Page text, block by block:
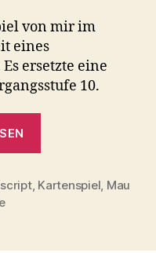
von mir im
eines
ersetzte eine
10.
, Kartenspiel, Mau